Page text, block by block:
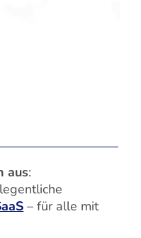
aus:
– für alle mit